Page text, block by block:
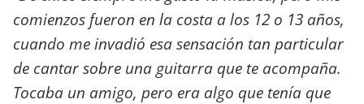
comienzos fueron en la costa a los 12 o 13 años,
cuando me invadió esa sensación tan particular
de cantar sobre una guitarra que te acompaña.
Tocaba un amigo, pero era algo que tenía que